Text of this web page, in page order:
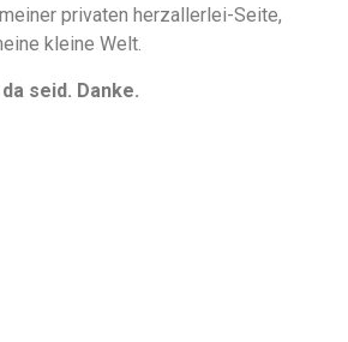
privaten herzallerlei-Seite,
kleine Welt.
seid. Danke.